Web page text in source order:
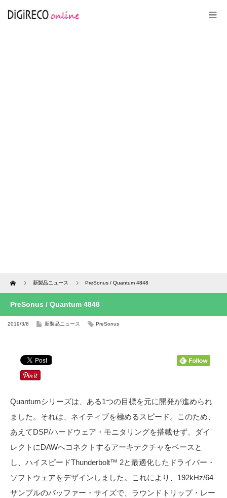
Home 新製品ニュース PreSonus / Quantum 4848
PreSonus / Quantum 4848
2019/3/8 新製品ニュース PreSonus
Quantumシリーズは、ある1つの目標を元に開発が進められ
ました。それは、ネイティブを極めるスピード。このため、
あえてDSP/ハードウェア・モニタリングを搭載せず、ダイ
レクトにDAWへコネクトするアーキテクチャをベースと
し、ハイスピードThunderbolt™ 2と最適化したドライバー・
ソフトウェアをデザインしました。これにより、192kHz/64
サンプルのバッファー・サイズで、ラウンドトリップ・レー